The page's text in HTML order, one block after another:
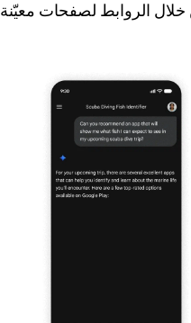
الروابط لصفحات